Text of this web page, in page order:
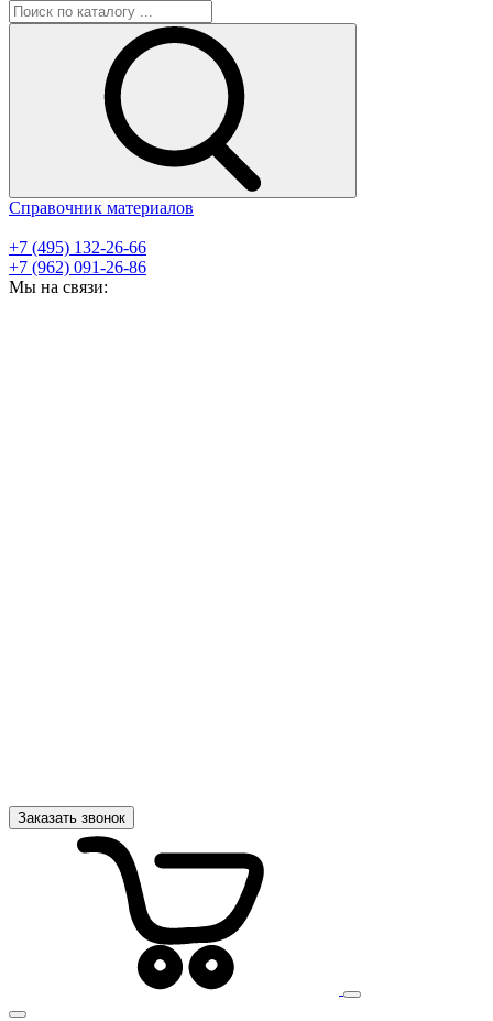
Справочник материалов
+7 (495) 132-26-66
+7 (962) 091-26-86
Мы на связи:
Заказать звонок